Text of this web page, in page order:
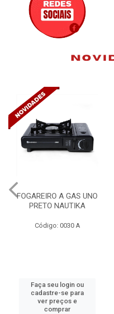
FOGAREIRO A GAS UNO
PRETO NAUTIKA
Código: 0030 A
Faça seu login ou
cadastre-se para
ver preços e
comprar